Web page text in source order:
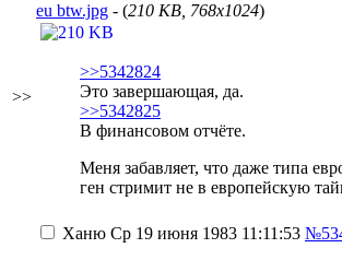
>>
eu btw.jpg - (210 KB, 768x1024)
>>5342824
Это завершающая, да.
>>5342825
В финансовом отчёте.
Меня забавляет, что даже типа
ген стримит не в европейскую
Ханю Ср 19 июня 1983 11:11:53